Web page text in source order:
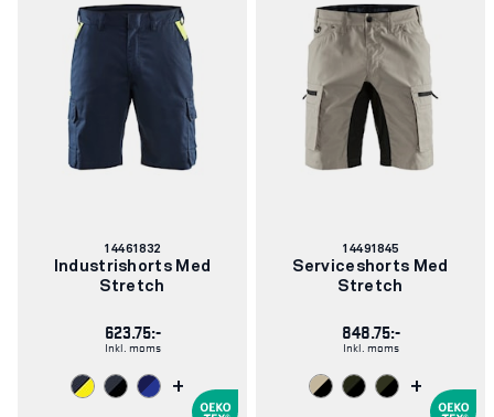
Varenummer:
14461832
Industrishorts Med
Stretch
623.75:-
Inkl. moms
+
Varenummer:
14491845
Serviceshorts Med
Stretch
848.75:-
Inkl. moms
+